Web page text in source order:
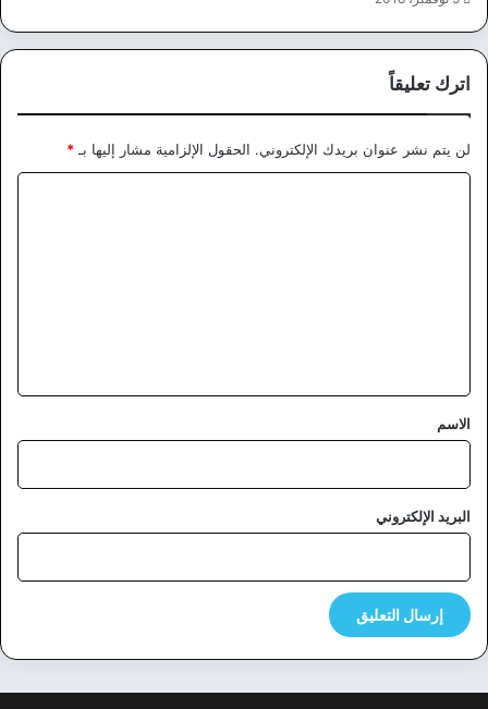
اترك تعليقاً
لن يتم نشر عنوان بريدك الإلكتروني. الحقول الإلزامية مشار إليها بـ *
*
الاسم
البريد الإلكتروني